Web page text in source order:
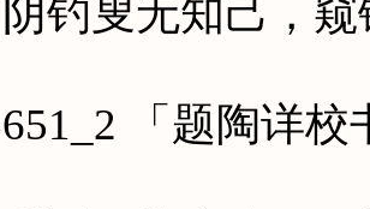
叟无知己，窥
「题陶详校